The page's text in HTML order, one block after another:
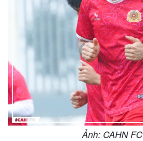
Ảnh: CAHN FC